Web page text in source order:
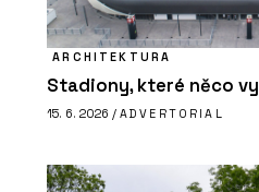
ARCHITEKTURA
Stadiony, které něco
15. 6. 2026 / ADVERTORIAL